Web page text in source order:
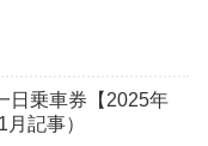
日乗車券【2025年
記事）